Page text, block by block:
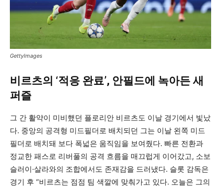
GettyImages
비르츠의 ‘적응 완료’, 안필드에 녹아든 새
퍼즐
그 간 활약이 미비했던 플로리안 비르츠도 이날 경기에서 빛났
다. 중앙의 공격형 미드필더로 배치되던 그는 이날 왼쪽 미드
필더로 배치돼 보다 폭넓은 움직임을 보여줬다. 빠른 전환과
정교한 패스로 리버풀의 공격 흐름을 매끄럽게 이어갔고, 소보
슬러이·살라와의 조합에서도 존재감을 드러냈다. 슬롯 감독은
경기 후 “비르츠는 점점 팀 색깔에 맞춰가고 있다. 오늘은 그의